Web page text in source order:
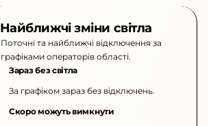
Найближчі зміни світла
Поточні та найближчі відключення за
графіками операторів області.
Зараз без світла
За графіком зараз без відключень.
Скоро можуть вимкнути